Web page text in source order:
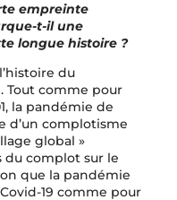
empreinte
t-il une
longue histoire ?
du
Tout comme pour
la pandémie de
d’un complotisme
global »
du complot sur le
que la pandémie
19 comme pour